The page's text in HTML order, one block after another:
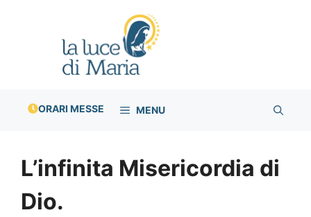
ORARI MESSE MENU
L’infinita Misericordia di
Dio.